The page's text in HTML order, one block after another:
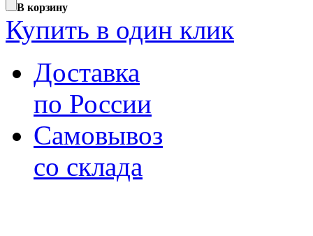
В корзину
Купить в один клик
Доставка
по России
Самовывоз
со склада